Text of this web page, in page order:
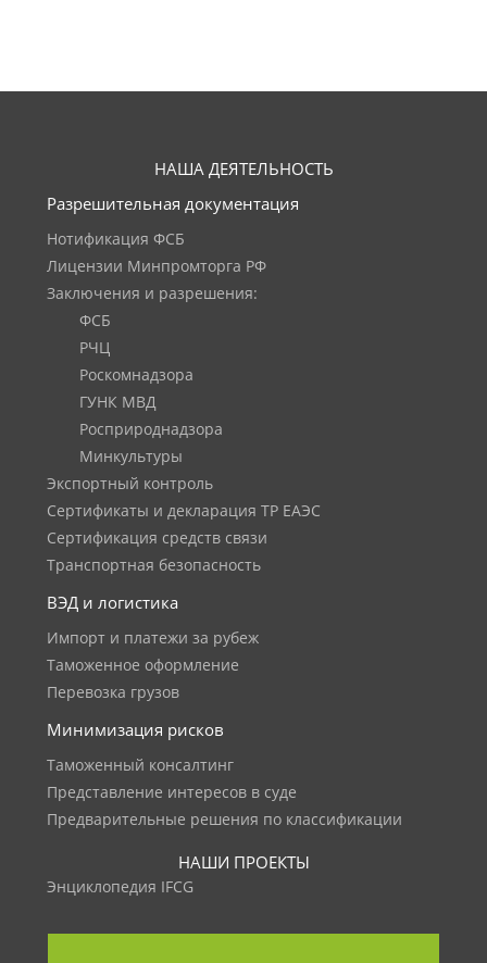
НАША ДЕЯТЕЛЬНОСТЬ
Разрешительная документация
Нотификация ФСБ
Лицензии Минпромторга РФ
Заключения и разрешения:
ФСБ
РЧЦ
Роскомнадзора
ГУНК МВД
Росприроднадзора
Минкультуры
Экспортный контроль
Сертификаты и декларация ТР ЕАЭС
Сертификация средств связи
Транспортная безопасность
ВЭД и логистика
Импорт и платежи за рубеж
Таможенное оформление
Перевозка грузов
Минимизация рисков
Таможенный консалтинг
Представление интересов в суде
Предварительные решения по классификации
НАШИ ПРОЕКТЫ
Энциклопедия IFCG